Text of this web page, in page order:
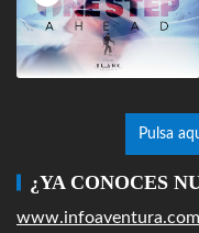
Pulsa
¿YA CONOCES
www.infoaventura.com